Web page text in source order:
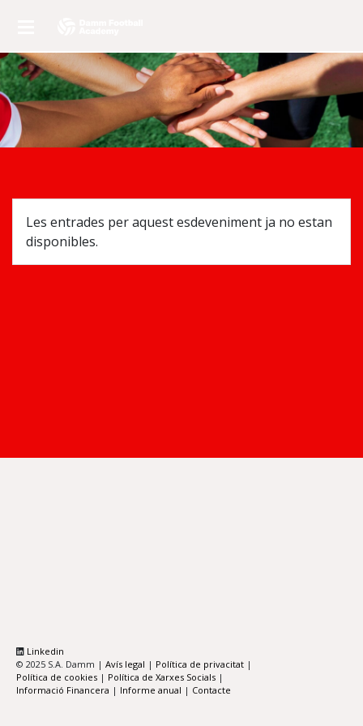
Les entrades per aquest esdeveniment ja no estan
disponibles.
Linkedin
© 2025 S.A. Damm | Avís legal | Política de privacitat |
Política de cookies | Política de Xarxes Socials |
Informació Financera | Informe anual | Contacte